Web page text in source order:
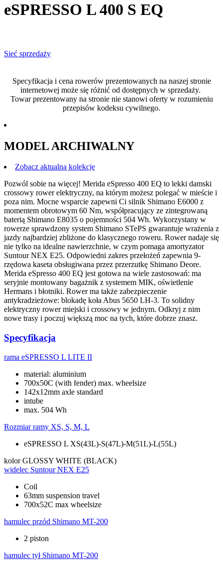
eSPRESSO L 400 S EQ
Sieć sprzedaży
Specyfikacja i cena rowerów prezentowanych na naszej stronie
internetowej może się różnić od dostępnych w sprzedaży.
Towar prezentowany na stronie nie stanowi oferty w rozumieniu
przepisów kodeksu cywilnego.
MODEL ARCHIWALNY
Zobacz aktualną kolekcję
Pozwól sobie na więcej! Merida eSpresso 400 EQ to lekki damski
crossowy rower elektryczny, na którym możesz polegać w mieście i
poza nim. Mocne wsparcie zapewni Ci silnik Shimano E6000 z
momentem obrotowym 60 Nm, współpracujący ze zintegrowaną
baterią Shimano E8035 o pojemności 504 Wh. Wykorzystany w
rowerze sprawdzony system Shimano STePS gwarantuje wrażenia z
jazdy najbardziej zbliżone do klasycznego roweru. Rower nadaje się
nie tylko na idealne nawierzchnie, w czym pomaga amortyzator
Suntour NEX E25. Odpowiedni zakres przełożeń zapewnia 9-
rzędowa kaseta obsługiwana przez przerzutkę Shimano Deore.
Merida eSpresso 400 EQ jest gotowa na wiele zastosowań: ma
seryjnie montowany bagażnik z systemem MIK, oświetlenie
Hermans i błotniki. Rower ma także zabezpieczenie
antykradzieżowe: blokadę koła Abus 5650 LH-3. To solidny
elektryczny rower miejski i crossowy w jednym. Odkryj z nim
nowe trasy i poczuj większą moc na tych, które dobrze znasz.
Specyfikacja
rama eSPRESSO L LITE II
material: aluminium
700x50C (with fender) max. wheelsize
142x12mm axle standard
intube
max. 504 Wh
Rozmiar ramy XS, S, M, L
eSPRESSO L XS(43L)-S(47L)-M(51L)-L(55L)
kolor GLOSSY WHITE (BLACK)
widelec Suntour NEX E25
Coil
63mm suspension travel
700x52C max wheelsize
hamulec przód Shimano MT-200
2 piston
hamulec tył Shimano MT-200